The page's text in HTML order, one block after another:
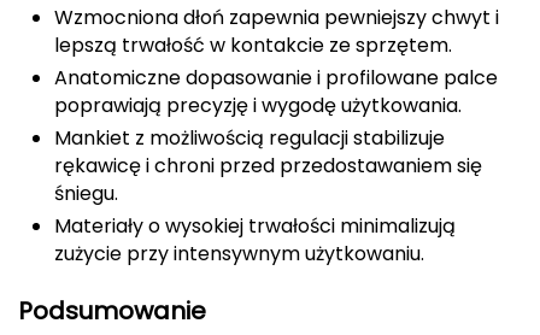
Elmer by Swany
Extremities
FASHY
Fjord Nansen
G
Wzmocniona dłoń zapewnia pewniejszy chwyt i
lepszą trwałość w kontakcie ze sprzętem.
Anatomiczne dopasowanie i profilowane palce
poprawiają precyzję i wygodę użytkowania.
Mankiet z możliwością regulacji stabilizuje
rękawicę i chroni przed przedostawaniem się
śniegu.
Materiały o wysokiej trwałości minimalizują
zużycie przy intensywnym użytkowaniu.
Podsumowanie